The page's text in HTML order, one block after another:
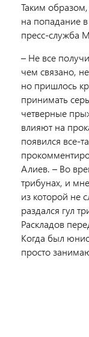
Таким
на попадание
пресс-служба
– Не все
чем связано,
но пришлось
принимать
четверные
влияют на
появился все-
Алиев. – Во
трибунах, и
из которой не
раздался гул
Раскладов
Когда был
просто